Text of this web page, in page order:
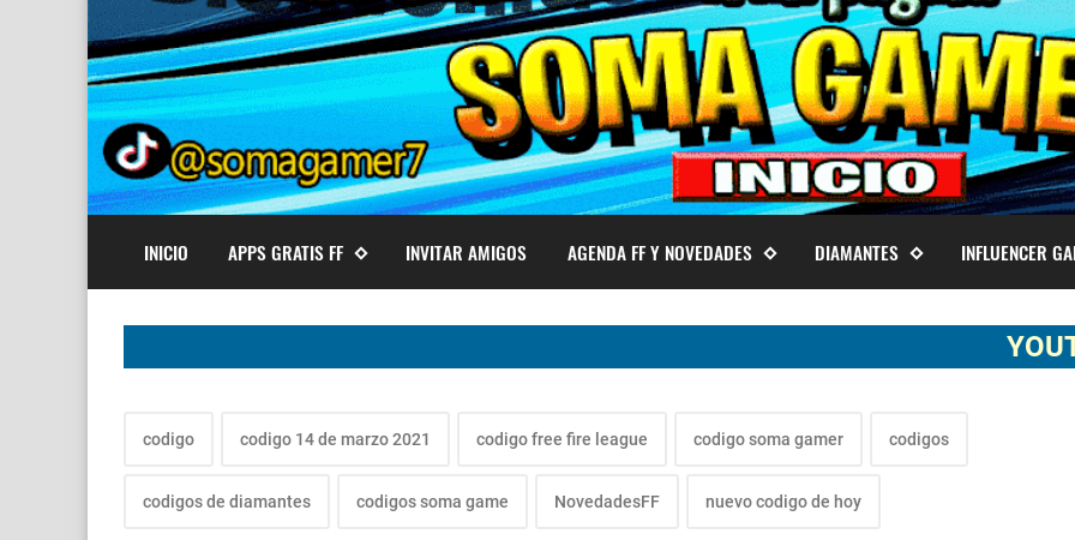
INICIO APPS GRATIS FF INVITAR AMIGOS AGENDA FF Y NOVEDADES DIAMANTES INFLUENCER
codigo codigo 14 de marzo 2021 codigo free fire league codigo soma gamer codigos
codigos de diamantes codigos soma game NovedadesFF nuevo codigo de hoy